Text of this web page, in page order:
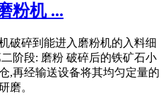
粉机 ...
破碎到能进入磨粉机的入料细
二阶段: 磨粉 破碎后的铁矿石小
,再经输送设备将其均匀定量的
磨。